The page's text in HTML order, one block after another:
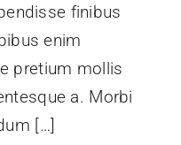
finibus
enim
pretium mollis
a. Morbi
[…]